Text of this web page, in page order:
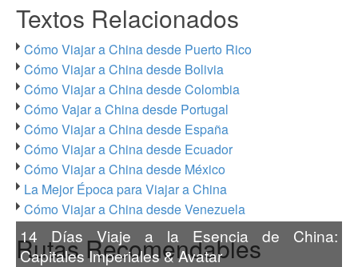
Textos Relacionados
Cómo Viajar a China desde Puerto Rico
Cómo Viajar a China desde Bolivia
Cómo Viajar a China desde Colombia
Cómo Vajar a China desde Portugal
Cómo Viajar a China desde España
Cómo Viajar a China desde Ecuador
Cómo Viajar a China desde México
La Mejor Época para Viajar a China
Cómo Viajar a China desde Venezuela
Rutas Recomendables
14 Días Viaje a la Esencia de China:
Capitales Imperiales & Avatar